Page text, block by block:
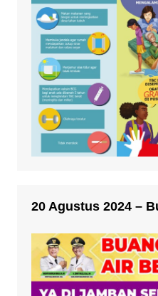
20 Agustus 2024 –